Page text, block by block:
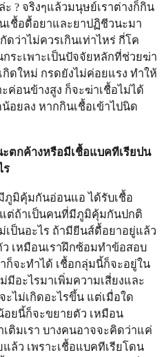
ะ ? จริงๆแล้วมนุษย์เราต่างก็กิน
เชื้อดื้อยาและยาปฏิชีวนะมา
ว่าไม่ควรเกินเท่าไหร่ กี่โค
ระเพาะเป็นปัจจัยหลักที่ช่วยฆ่า
กิดใหม่ กรดยังไม่ค่อยแรง ทำให้
ค่อนข้างสูง ก็จะฆ่าเชื้อไม่ได้
อยลง หากกินเชื้อเข้าไปนิด
ตกค้างหรือมีเชื้อแบคทีเรียปน
ร
ภูมิคุ้มกันอ่อนแอ ได้รับเชื้อ
แต่ถ้าเป็นคนที่มีภูมิคุ้มกันปกติ
เป็นอะไร ถ้ามียีนส์ดื้อยาอยู่แล้ว
เหมือนเราฝึกซ้อมทำข้อสอบ
ก็จะทำได้ เชื้อกลุ่มนี้ก็จะอยู่ใน
มีอะไรมาเพิ่มความเสี่ยงและ
ไม่เกิดอะไรขึ้น แต่เมื่อใด
อยนี้ก็จะขยายตัว เหมือน
ติมเรา บางคนอาจจะคิดว่าแค่
ล้ว เพราะเชื้อแบคทีเรียโดน